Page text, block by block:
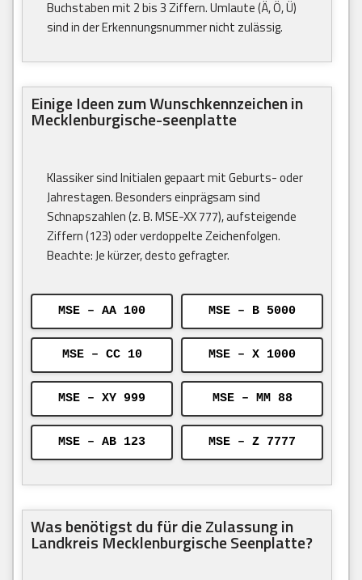
Buchstaben mit 2 bis 3 Ziffern. Umlaute (Ä, Ö, Ü)
sind in der Erkennungsnummer nicht zulässig.
Einige Ideen zum Wunschkennzeichen in
Mecklenburgische-seenplatte
Klassiker sind Initialen gepaart mit Geburts- oder
Jahrestagen. Besonders einprägsam sind
Schnapszahlen (z. B. MSE-XX 777), aufsteigende
Ziffern (123) oder verdoppelte Zeichenfolgen.
Beachte: Je kürzer, desto gefragter.
MSE – AA 100 MSE – B 5000
MSE – CC 10 MSE – X 1000
MSE – XY 999 MSE – MM 88
MSE – AB 123 MSE – Z 7777
Was benötigst du für die Zulassung in
Landkreis Mecklenburgische Seenplatte?